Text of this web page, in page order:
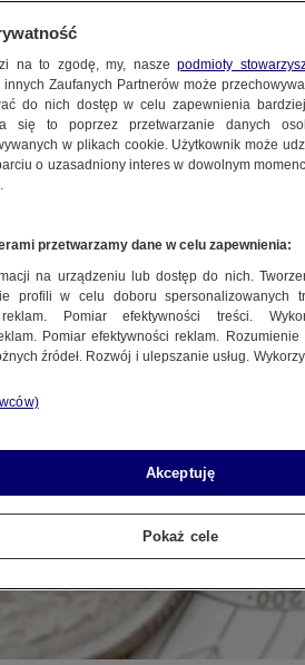
na to zgodę, my, naszepodmioty
innych Zaufanych Partnerów może
do nich dostęp w celu zapewnienia
się to poprzez przetwarzanie danych
w plikach cookie. Użytkownik może
o uzasadniony interes w dowolnym
przetwarzamy dane w celu zapewnienia:
na urządzeniu lub dostęp do nich.
profili w celu doboru spersonalizowanych
reklam. Pomiar efektywności treści.
Pomiar efektywności reklam.
źródeł. Rozwój i ulepszanie usług.
Akceptuję
Pokaż cele